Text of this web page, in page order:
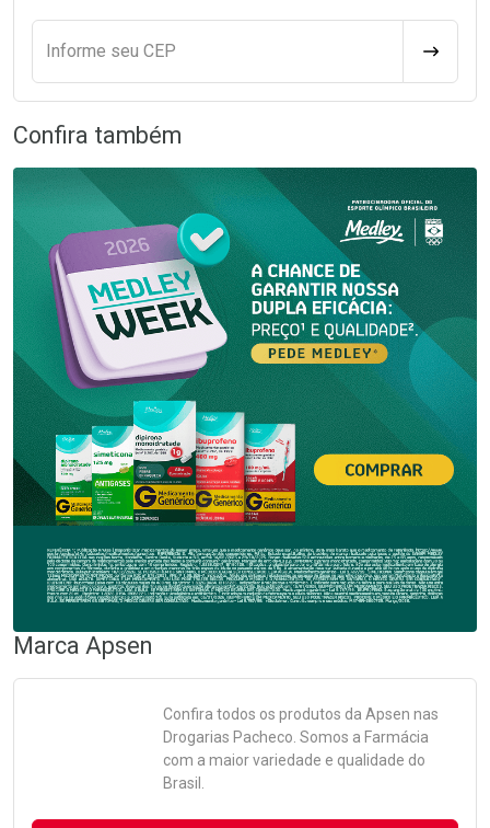
Informe seu CEP
Confira também
Marca Apsen
Confira todos os produtos da Apsen nas
Drogarias Pacheco. Somos a Farmácia
com a maior variedade e qualidade do
Brasil.